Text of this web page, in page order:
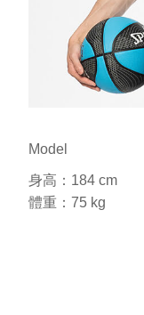
Model
身高：184 cm
體重：75 kg